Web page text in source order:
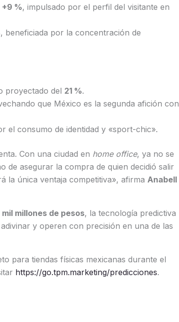
%, impulsado por el perfil del visitante en
, beneficiada por la concentración de
proyectado del 21 %.
que México es la segunda afición con
el consumo de identidad y «sport-chic».
Con una ciudad en home office, ya no se
de asegurar la compra de quien decidió salir
la única ventaja competitiva», afirma Anabell
mil millones de pesos, la tecnología predictiva
y operen con precisión en una de las
para tiendas físicas mexicanas durante el
https://go.tpm.marketing/predicciones.